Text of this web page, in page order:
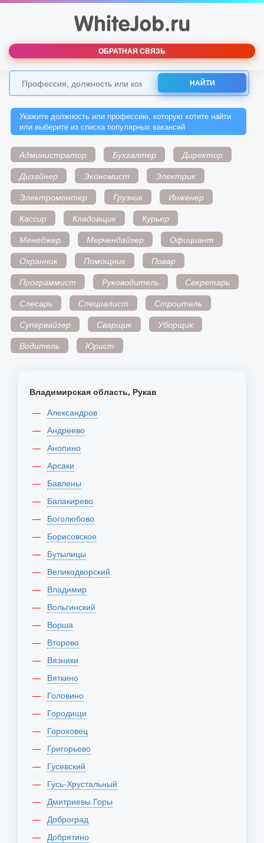
ОБРАТНАЯ СВЯЗЬ
НАЙТИ
Укажите должность или профессию, которую хотите найти
или выберите из списка популярных вакансий
Администратор Бухгалтер
Директор
Дизайнер
Экономист
Электрик
Электромонтер
Грузчик
Инженер
Кассир
Кладовщик
Курьер
Менеджер
Мерчендайзер
Официант
Охранник
Помощник
Повар
Программист
Руководитель
Секретарь
Слесарь
Специалист
Строитель
Супервайзер
Сварщик
Уборщик
Водитель
Юрист
Владимирская область, Рукав
Александров
Андреево
Анопино
Арсаки
Бавлены
Балакирево
Боголюбово
Борисовское
Бутылицы
Великодворский
Владимир
Вольгинский
Ворша
Второво
Вязники
Вяткино
Головино
Городищи
Гороховец
Григорьево
Гусевский
Гусь-Хрустальный
Дмитриевы Горы
Доброград
Добрятино